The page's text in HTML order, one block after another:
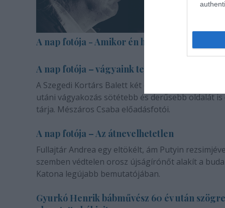
A nap fotója - Amikor én halott voltam
A nap fotója – vágyaink természetéről
A Szegedi Kortárs Balett két darabja a másik ember
utáni vágyakozás sötétebb és derűsebb oldalát is
tárja. Mészáros Csaba előadásfotói.
A nap fotója – Az átnevelhetetlen
Fullajtár Andrea egy eltökélt, ám Putyin
szemben védtelen orosz újságírónőt alakít a
Katona legújabb bemutatójában.
Gyurkó Henrik bábművész 60 év után szögre